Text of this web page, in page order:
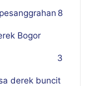
8
Bogor
3
derek buncit